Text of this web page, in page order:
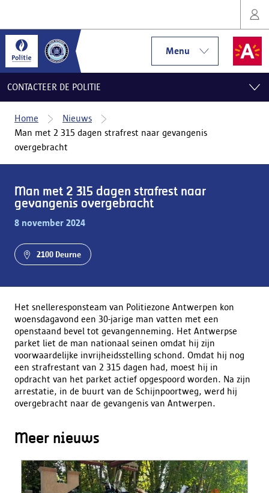
Menu
CONTACTEER DE POLITIE
Home
Nieuws
Man met 2 315 dagen strafrest naar gevangenis
overgebracht
Man met 2 315 dagen strafrest naar
gevangenis overgebracht
8 november 2024
2100 Deurne
Het snelleresponsteam van Politiezone Antwerpen kon
woensdagavond een 30-jarige man vatten met een
openstaand bevel tot gevangenneming. Het Antwerpse
parket liet de man nationaal seinen omdat hij zijn
voorwaardelijke invrijheidsstelling schond. Omdat hij nog
een strafrestant van 2 315 dagen had, moest hij in
opdracht van het parket actief opgespoord worden. Na zijn
arrestatie, in de buurt van de Schijnpoortweg, werd hij
overgebracht naar de gevangenis van Antwerpen.
Meer nieuws